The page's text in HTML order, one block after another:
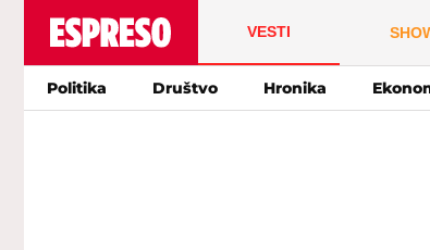
VESTI
Politika Društvo Hronika